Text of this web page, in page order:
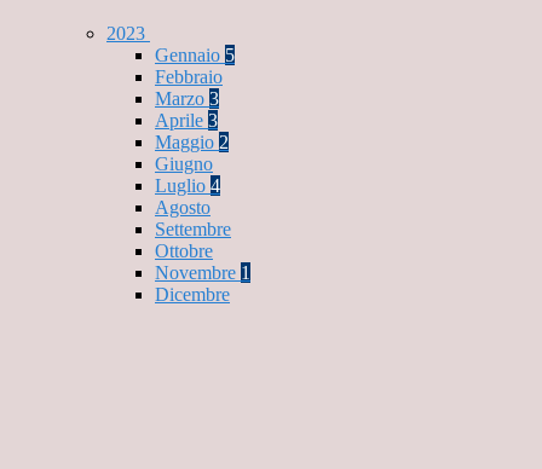
2023
Gennaio 5
Febbraio
Marzo 3
Aprile 3
Maggio 2
Giugno
Luglio 4
Agosto
Settembre
Ottobre
Novembre 1
Dicembre